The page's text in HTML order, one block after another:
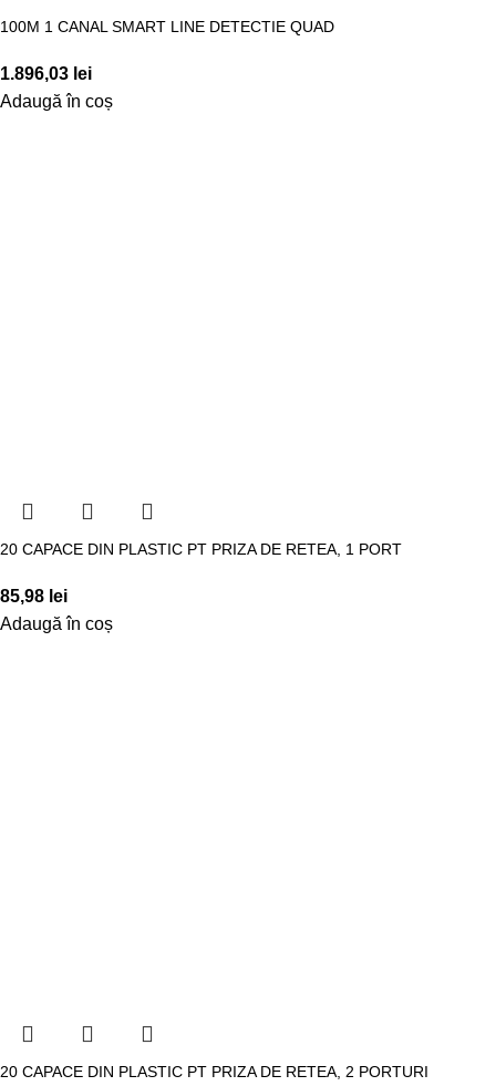
100M 1 CANAL SMART LINE DETECTIE QUAD
1.896,03 lei
Adaugă în coș
20 CAPACE DIN PLASTIC PT PRIZA DE RETEA, 1 PORT
85,98 lei
Adaugă în coș
20 CAPACE DIN PLASTIC PT PRIZA DE RETEA, 2 PORTURI